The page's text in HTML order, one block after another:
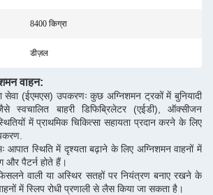
8400 किग्रा
डीज़ल
वाहन:
सेवा (ईएमएस) उपकरणः कुछ अग्निशमन ट्रकों में बुनियादी
स्वचालित बाहरी डिफिब्रिलेटर (एईडी), ऑक्सीजन
में प्राथमिक चिकित्सा सहायता प्रदान करने के लिए
आपात स्थिति में दृश्यता बढ़ाने के लिए अग्निशमन वाहनों में
और पैटर्न होते हैं।
फिसलने वाली या अस्थिर सतहों पर नियंत्रण बनाए रखने के
में स्लिप रोधी प्रणाली से लैस किया जा सकता है।